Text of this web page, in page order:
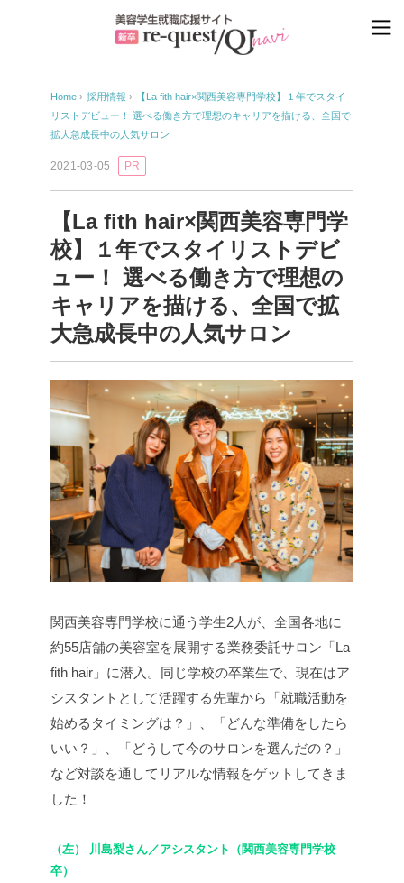
Home › 採用情報 ›
【La fith hair×関西美容専門学校】１年でスタイ
リストデビュー！ 選べる働き方で理想のキャリアを描ける、全国で
拡大急成長中の人気サロン
2021-03-05 PR
【La fith hair×関西美容専門学
校】１年でスタイリストデビ
ュー！ 選べる働き方で理想の
キャリアを描ける、全国で拡
大急成長中の人気サロン
関西美容専門学校に通う学生2人が、全国各地に
約55店舗の美容室を展開する業務委託サロン「La
fith hair」に潜入。同じ学校の卒業生で、現在はア
シスタントとして活躍する先輩から「就職活動を
始めるタイミングは？」、「どんな準備をしたら
いい？」、「どうして今のサロンを選んだの？」
など対談を通してリアルな情報をゲットしてきま
した！
（左） 川島梨さん／アシスタント（関西美容専門学校
卒）